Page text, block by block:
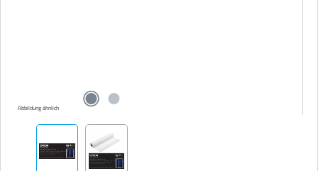
Abbildung ähnlich